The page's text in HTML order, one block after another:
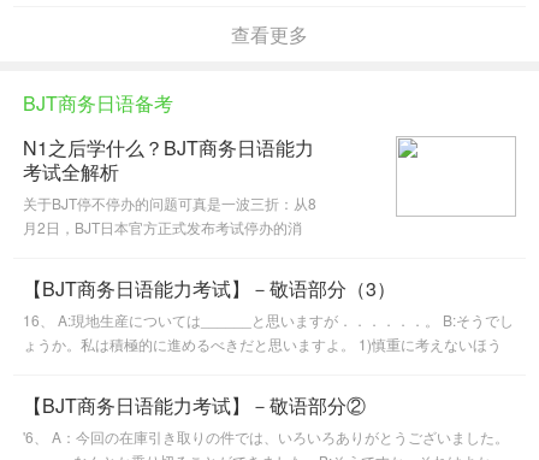
查看更多
BJT商务日语备考
N1之后学什么？BJT商务日语能力
考试全解析
关于BJT停不停办的问题可真是一波三折：从8
月2日，BJT日本官方正式发布考试停办的消
实施BJT商务日语能力考试的通知。不管怎么
说，最后还是决定继续举办这个考试了。那
【BJT商务日语能力考试】－敬语部分（3）
16、 A:現地生産については______と思いますが．．．．．．。 B:そうでし
ょうか。私は積極的に進めるべきだと思いますよ。 1)慎重に考えないほう
【BJT商务日语能力考试】－敬语部分②
'6、 A：今回の在庫引き取りの件では、いろいろありがとうございました。